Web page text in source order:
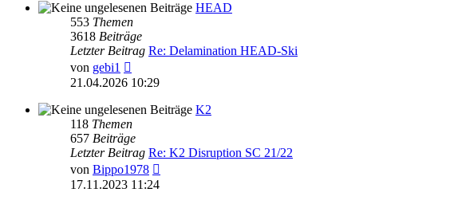
HEAD
553 Themen
3618 Beiträge
Letzter Beitrag Re: Delamination HEAD-Ski
von gebi1
Beitrag
21.04.2026 10:29
K2
118 Themen
657 Beiträge
Letzter Beitrag Re: K2 Disruption SC 21/22
von Bippo1978
17.11.2023 11:24